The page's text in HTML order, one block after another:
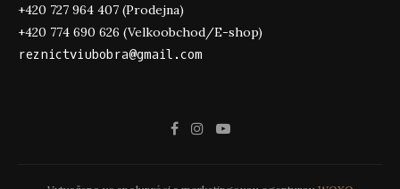
+420 727 964 407 (Prodejna)
+420 774 690 626 (Velkoobchod/E-shop)
reznictviubobra@gmail.com